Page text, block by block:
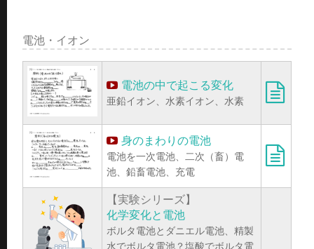
電池・イオン
電池の中で起こる変化
亜鉛イオン、水素イオン、水素
身のまわりの電池
電池を一次電池、二次（畜）電
池、鉛畜電池、充電
【実験シリーズ】
化学変化と電池
ボルタ電池とダニエル電池、精製
水でボルタ電池？塩酸でボルタ電